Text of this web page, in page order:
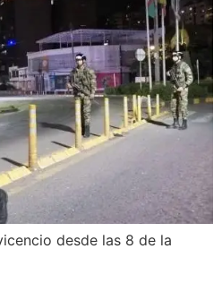
desde las 8 de la